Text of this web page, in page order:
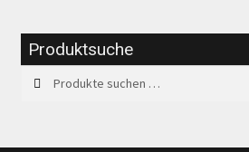
Produktsuche
nach:
Suchen